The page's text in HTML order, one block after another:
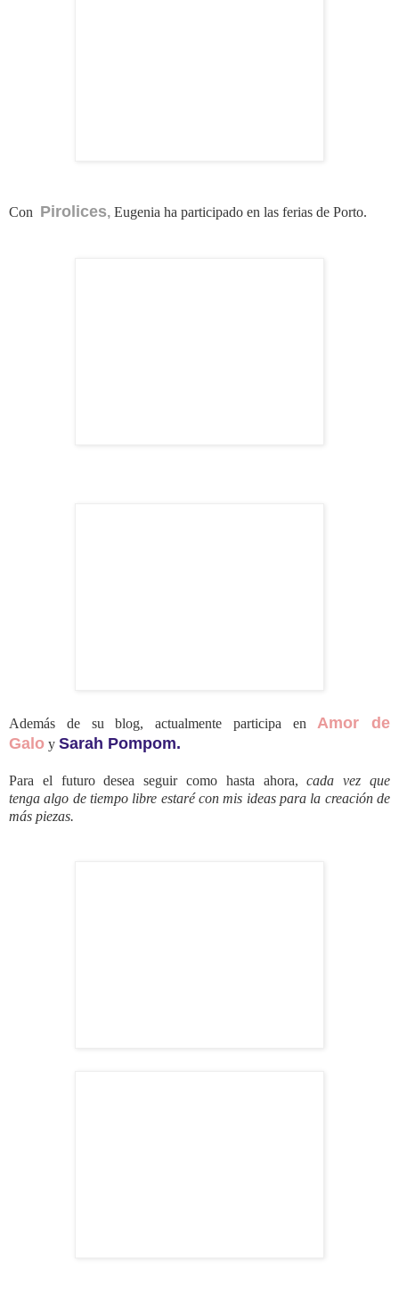
Con Pirolices, Eugenia ha participado en las ferias de Porto.
Además de sublog, actualmente participa en
Amor de
Galo y Sarah Pompom.
Para el futuro desea seguir como hasta ahora,
cada vez que
tengaalgo de tiempo libre estaré con mis ideas para la creación de
más piezas.